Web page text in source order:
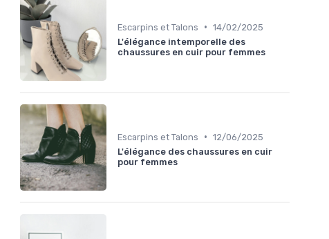
Escarpins et Talons • 14/02/2025
L'élégance intemporelle des
chaussures en cuir pour femmes
Escarpins et Talons • 12/06/2025
L'élégance des chaussures en cuir
pour femmes